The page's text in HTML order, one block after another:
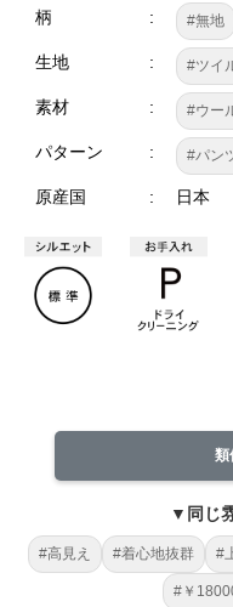
柄 #無地
生地 #ツイ
素材 #ウー
パターン #パン
原産国 日本
類
▼同じ
#高見え #着心地抜群 #
#￥